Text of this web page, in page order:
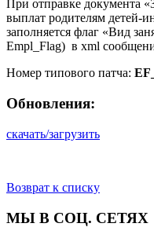
При отправке документа
выплат родителям детей-
заполняется флаг «Вид
Empl_Flag) в xml
Номер типового патча:
Обновления:
скачать/загрузить
Возврат к списку
МЫ В СОЦ. СЕТЯХ